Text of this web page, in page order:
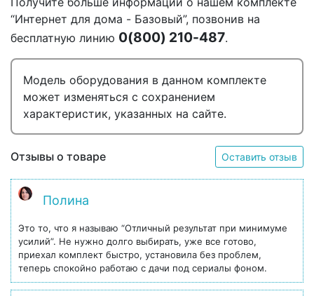
“Интернет для дома - Базовый”, позвонив на
бесплатную линию 0(800) 210-487.
Модель оборудования в данном комплекте
может изменяться с сохранением
характеристик, указанных на сайте.
Отзывы о товаре Оставить отзыв
Полина
Это то, что я называю “Отличный результат при минимуме
усилий”. Не нужно долго выбирать, уже все готово,
приехал комплект быстро, установила без проблем,
теперь спокойно работаю с дачи под сериалы фоном.